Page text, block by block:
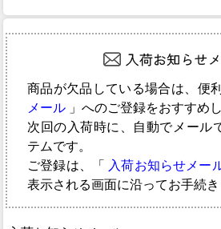
商品が欠品している場合は、便
メール 」へのご登録をおすすめし
次回の入荷時に、自動でメール
テムです。
ご登録は、「
入荷お知らせメー
表示される画面に沿ってお手続き